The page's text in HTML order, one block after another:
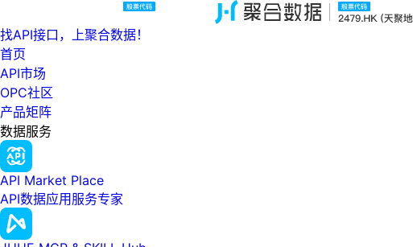
找API接口，上聚合数据！
首页
API市场
OPC社区
产品矩阵
数据服务
API Market Place
API数据应用服务专家